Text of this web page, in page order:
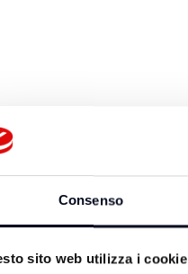
Consenso
sito web utilizza i cookie